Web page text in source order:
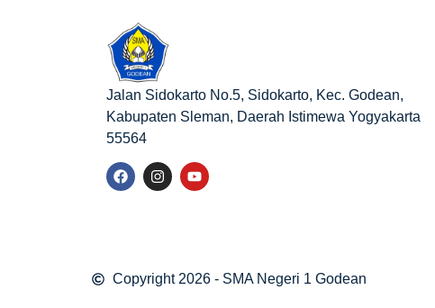
Jalan Sidokarto No.5, Sidokarto, Kec. Godean,
Kabupaten Sleman, Daerah Istimewa Yogyakarta
55564
Copyright 2026 - SMA Negeri 1 Godean